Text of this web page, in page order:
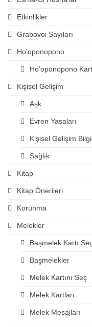
Etkinlikler
Grabovoi Sayıları
Ho'oponopono
Ho’oponopono
Kişisel Gelişim
Aşk
Evren Yasaları
Kişisel Gelişim
Sağlık
Kitap
Kitap Önerileri
Korunma
Melekler
Başmelek Kartı
Başmelekler
Melek Kartını Seç
Melek Kartları
Melek Mesajları